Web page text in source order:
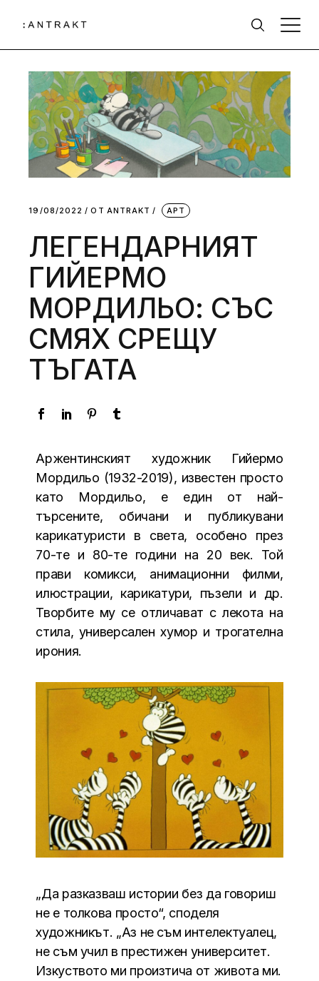
19/08/2022 ОТ АNTRAKT АРТ
ЛЕГЕНДАРНИЯТ
ГИЙЕРМО
МОРДИЛЬО: СЪС
СМЯХ СРЕЩУ
ТЪГАТА
Аржентинският художник Гийермо
Мордильо (1932-2019), известен просто
като Мордильо, е един от най-
търсените, обичани и публикувани
карикатуристи в света, особено през
70-те и 80-те години на 20 век. Той
прави комикси, анимационни филми,
илюстрации, карикатури, пъзели и др.
Творбите му се отличават с лекота на
стила, универсален хумор и трогателна
ирония.
„Да разказваш истории без да говориш
не е толкова просто“, споделя
художникът. „Аз не съм интелектуалец,
не съм учил в престижен университет.
Изкуството ми произтича от живота ми.